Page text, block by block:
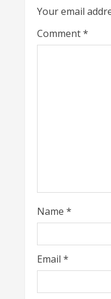
n
u
i
n
g
Your email
Comment*
Name *
Email *